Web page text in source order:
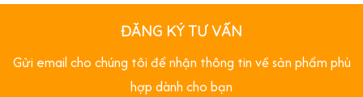
ĐĂNG KÝ TƯ VẤN
Gửi email cho chúng tôi để nhận thông tin về sản phẩm phù
hợp dành cho bạn